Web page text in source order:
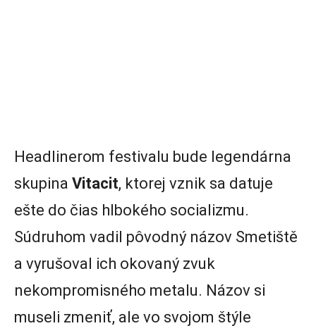
Headlinerom festivalu bude legendárna
skupina Vitacit, ktorej vznik sa datuje
ešte do čias hlbokého socializmu.
Súdruhom vadil pôvodný názov Smetiště
a vyrušoval ich okovaný zvuk
nekompromisného metalu. Názov si
museli zmeniť, ale vo svojom štýle